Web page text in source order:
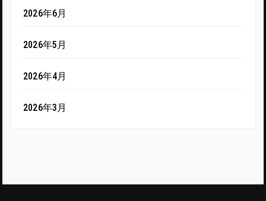
2026年6月
2026年5月
2026年4月
2026年3月